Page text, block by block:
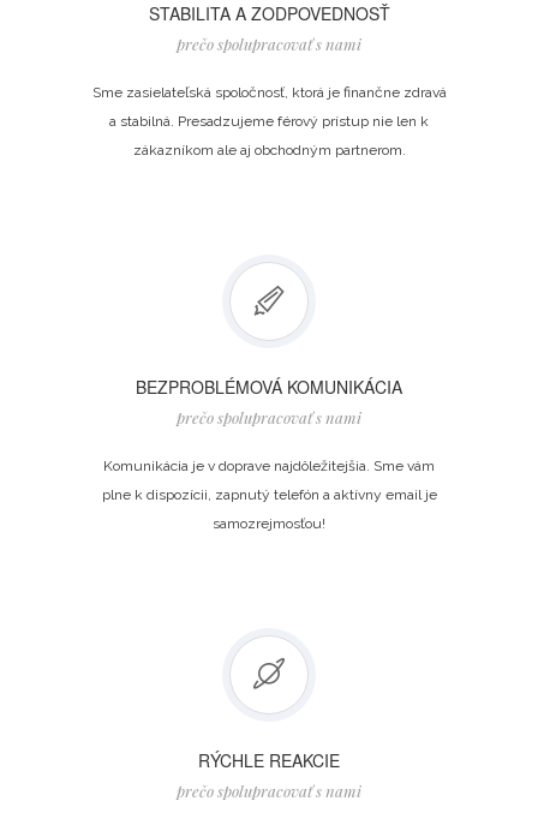
STABILITA A ZODPOVEDNOSŤ
prečo spolupracovať s nami
Sme zasielateľská spoločnosť, ktorá je finančne zdravá
a stabilná. Presadzujeme férový prístup nie len k
zákazníkom ale aj obchodným partnerom.
BEZPROBLÉMOVÁ KOMUNIKÁCIA
prečo spolupracovať s nami
Komunikácia je v doprave najdôležitejšia. Sme vám
plne k dispozícii, zapnutý telefón a aktívny email je
samozrejmosťou!
RÝCHLE REAKCIE
prečo spolupracovať s nami